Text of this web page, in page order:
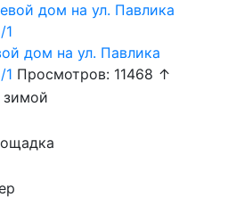
дом на ул. Павлика
1 Просмотров: 11468 ↑